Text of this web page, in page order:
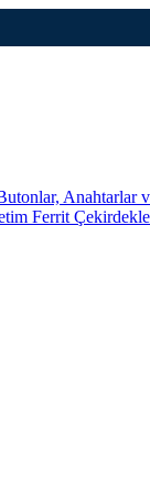
Anahtarlar
Ferrit